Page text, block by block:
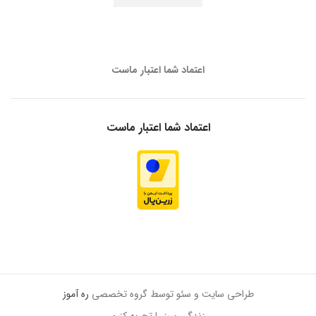
اعتماد شما اعتبار ماست
اعتماد شما اعتبار ماست
طراحی سایت و سئو توسط گروه تخصصی ره آموز